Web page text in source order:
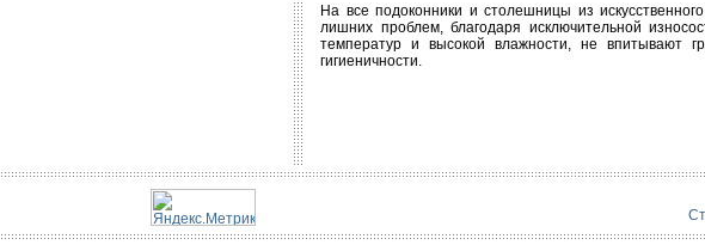
На все подоконники и столешницы из
лишних проблем, благодаря исключительной
температур и высокой влажности, не впитывают
гигиеничности.